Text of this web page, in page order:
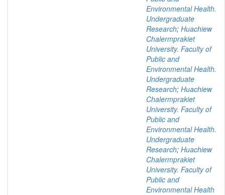
Environmental Health.
Undergraduate
Research; Huachiew
Chalermprakiet
University. Faculty of
Public and
Environmental Health.
Undergraduate
Research; Huachiew
Chalermprakiet
University. Faculty of
Public and
Environmental Health.
Undergraduate
Research; Huachiew
Chalermprakiet
University. Faculty of
Public and
Environmental Health